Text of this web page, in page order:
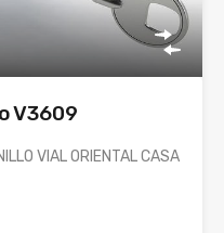
V3609
VIAL ORIENTAL CASA